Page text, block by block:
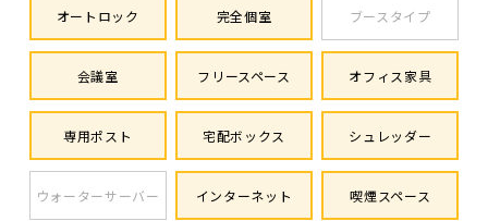
オートロック 完全個室 ブースタイプ
会議室 フリースペース オフィス家具
専用ポスト 宅配ボックス シュレッダー
ウォーターサーバー インターネット 喫煙スペース